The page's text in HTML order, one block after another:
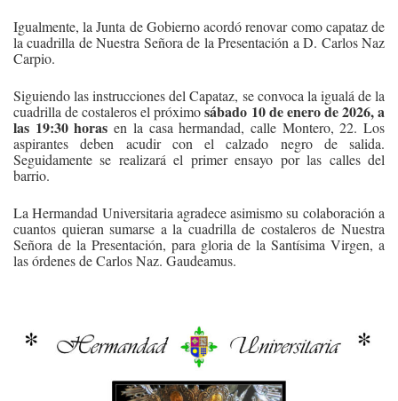
Igualmente, la Junta de Gobierno acordó renovar como capataz de
la cuadrilla de Nuestra Señora de la Presentación a D. Carlos Naz
Carpio.
Siguiendo las instrucciones del Capataz, se convoca la igualá de la
cuadrilla de costaleros el próximosábado 10 de enero de 2026, a
las 19:30 horas en la casa hermandad, calle Montero, 22. Los
aspirantes deben acudir con el calzado negro de salida.
Seguidamente se realizará el primer ensayo por las calles del
barrio.
La Hermandad Universitaria agradece asimismo su colaboración a
cuantos quieran sumarse a la cuadrilla de costaleros de Nuestra
Señora de la Presentación, para gloria de la Santísima Virgen, a
las órdenes de Carlos Naz. Gaudeamus.